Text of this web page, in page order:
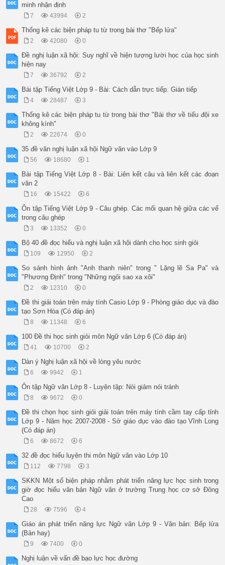
minh nhận định
7 43994 2
Thống kê các biện pháp tu từ trong bài thơ "Bếp lửa"
2 42080 0
Đề nghị luận xã hội: Suy nghĩ về hiện tượng lười học của học sinh
hiện nay
7 36792 2
Bài tập Tiếng Việt Lớp 9 - Bài: Cách dẫn trực tiếp. Gián tiếp
4 28487 3
Thống kê các biện pháp tu từ trong bài thơ "Bài thơ về tiểu đội xe
không kính"
2 22674 0
35 đề văn nghị luận xã hội Ngữ văn vào Lớp 9
56 18680 1
Bài tập Tiếng Việt Lớp 8 - Bài: Liên kết câu và liên kết các đoạn
văn 2
16 15422 6
Ôn tập Tiếng Việt Lớp 9 - Câu ghép. Các mối quan hệ giữa các vế
trong câu ghép
3 13352 0
Bộ 40 đề đọc hiểu và nghị luận xã hội dành cho học sinh giỏi
109 12950 2
So sánh hình ảnh "Anh thanh niên" trong " Lặng lẽ Sa Pa" và
"Phương Định" trong "Những ngôi sao xa xôi"
2 12310 0
Đề thi giải toán trên máy tính Casio Lớp 9 - Phòng giáo dục và đào
tạo Sơn Hòa (Có đáp án)
8 11348 6
100 Đề thi học sinh giỏi môn Ngữ văn Lớp 6 (Có đáp án)
41 10700 2
Dàn ý Nghị luận xã hội về lòng yêu nước
6 9942 1
Ôn tập Ngữ văn Lớp 8 - Luyện tập: Nói giảm nói tránh
8 9672 0
Đề thi chọn học sinh giỏi giải toán trên máy tính cầm tay cấp tỉnh
Lớp 9 - Năm học 2007-2008 - Sở giáo dục vào đào tạo Vĩnh Long
(Có đáp án)
6 8672 6
32 đề đọc hiểu luyện thi môn Ngữ văn vào Lớp 10
112 7798 3
SKKN Một số biện pháp nhằm phát triển năng lực học sinh trong
giờ đọc hiểu văn bản Ngữ văn ở trường Trung học cơ sở Đông
Cao
28 7596 4
Giáo án phát triển năng lực Ngữ văn Lớp 9 - Văn bản: Bếp lửa
(Bản hay)
9 7400 0
Nghị luận về vấn đề bạo lực học đường